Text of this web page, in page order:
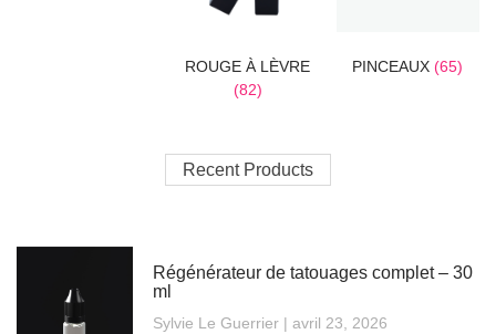
ROUGE À LÈVRE
(82)
PINCEAUX(65)
Recent Products
Régénérateur de tatouages complet – 30
ml
Sylvie Le Guerrier avril 23, 2026